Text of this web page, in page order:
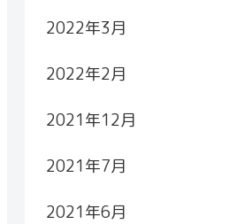
2022年3月
2022年2月
2021年12月
2021年7月
2021年6月